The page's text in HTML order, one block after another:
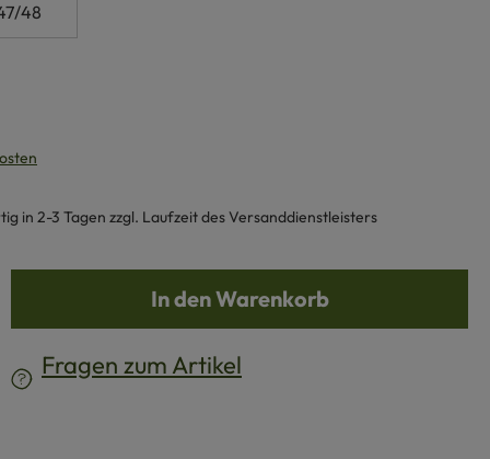
48
in 2-3 Tagen zzgl. Laufzeit des Versanddienstleisters
den gewünschten Wert ein oder
In den Warenkorb
Fragen zum Artikel